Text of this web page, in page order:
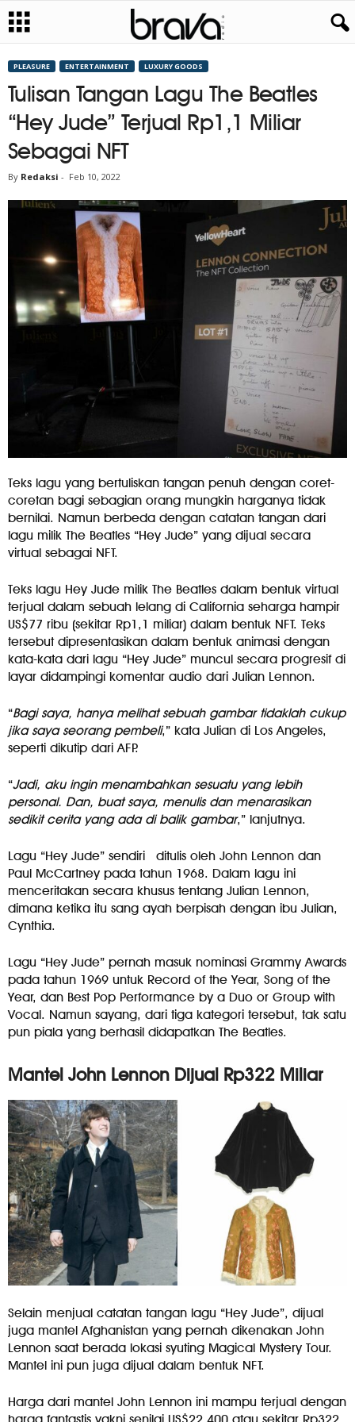
PLEASURE ENTERTAINMENT LUXURY GOODS
Tulisan Tangan Lagu The Beatles
“Hey Jude” Terjual Rp1,1 Miliar
Sebagai NFT
By Redaksi - Feb 10, 2022
Teks lagu yang bertuliskan tangan penuh dengan coret-
coretan bagi sebagian orang mungkin harganya tidak
bernilai. Namun berbeda dengan catatan tangan dari
lagu milik The Beatles “Hey Jude” yang dijual secara
virtual sebagai NFT.
Teks lagu Hey Jude milik The Beatles dalam bentuk virtual
terjual dalam sebuah lelang di California seharga hampir
US$77 ribu (sekitar Rp1,1 miliar) dalam bentuk NFT. Teks
tersebut dipresentasikan dalam bentuk animasi dengan
kata-kata dari lagu “Hey Jude” muncul secara progresif di
layar didampingi komentar audio dari Julian Lennon.
“Bagi saya, hanya melihat sebuah gambar tidaklah cukup
jika saya seorang pembeli,” kata Julian di Los Angeles,
seperti dikutip dari AFP.
“Jadi, aku ingin menambahkan sesuatu yang lebih
personal. Dan, buat saya, menulis dan menarasikan
sedikit cerita yang ada di balik gambar,” lanjutnya.
Lagu “Hey Jude” sendiri
ditulis oleh John Lennon dan
Paul McCartney pada tahun 1968. Dalam lagu ini
menceritakan secara khusus tentang Julian Lennon,
dimana ketika itu sang ayah berpisah dengan ibu Julian,
Cynthia.
Lagu “Hey Jude” pernah masuk nominasi Grammy Awards
pada tahun 1969 untuk Record of the Year, Song of the
Year, dan Best Pop Performance by a Duo or Group with
Vocal. Namun sayang, dari tiga kategori tersebut, tak satu
pun piala yang berhasil didapatkan The Beatles.
Mantel John Lennon Dijual Rp322 Miliar
Selain menjual catatan tangan lagu “Hey Jude”, dijual
juga mantel Afghanistan yang pernah dikenakan John
Lennon saat berada lokasi syuting Magical Mystery Tour.
Mantel ini pun juga dijual dalam bentuk NFT.
Harga dari mantel John Lennon ini mampu terjual dengan